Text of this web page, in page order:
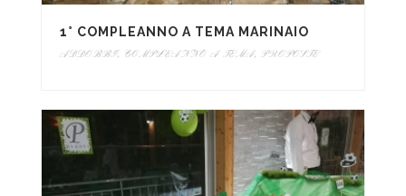
1° COMPLEANNO A TEMA MARINAIO
ADDOBBI, COMPLEANNO A TEMA, PROPOSTE